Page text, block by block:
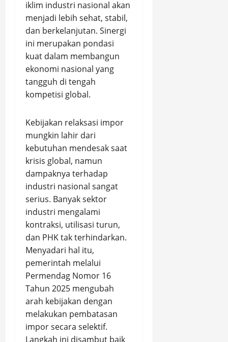
iklim industri nasional akan
menjadi lebih sehat, stabil,
dan berkelanjutan. Sinergi
ini merupakan pondasi
kuat dalam membangun
ekonomi nasional yang
tangguh di tengah
kompetisi global.
Kebijakan relaksasi impor
mungkin lahir dari
kebutuhan mendesak saat
krisis global, namun
dampaknya terhadap
industri nasional sangat
serius. Banyak sektor
industri mengalami
kontraksi, utilisasi turun,
dan PHK tak terhindarkan.
Menyadari hal itu,
pemerintah melalui
Permendag Nomor 16
Tahun 2025 mengubah
arah kebijakan dengan
melakukan pembatasan
impor secara selektif.
Langkah ini disambut baik